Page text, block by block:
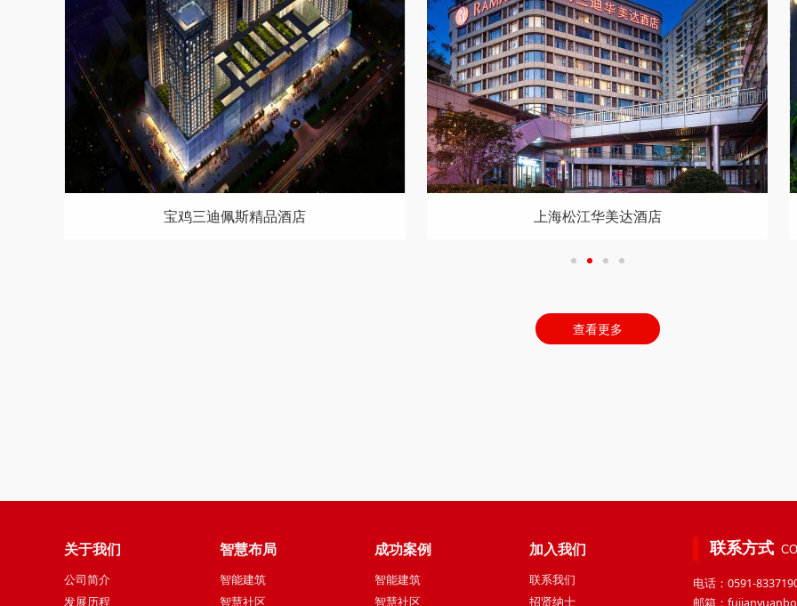
莆田希尔顿逸林酒店 建阳三迪西城枫丹
查看更多
关于我们
公司简介
发展历程
智慧布局
智能建筑
智慧社区
成功案例
智能建筑
智慧社区
加入我们
联系我们
招贤纳士
联系方式
电话：0591-